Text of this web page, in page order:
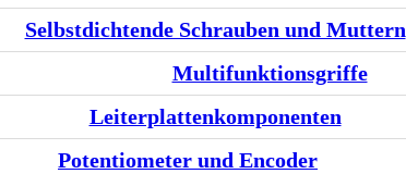
Selbstdichtende Schrauben und Muttern
Multifunktionsgriffe
Leiterplattenkomponenten
Potentiometer und Encoder